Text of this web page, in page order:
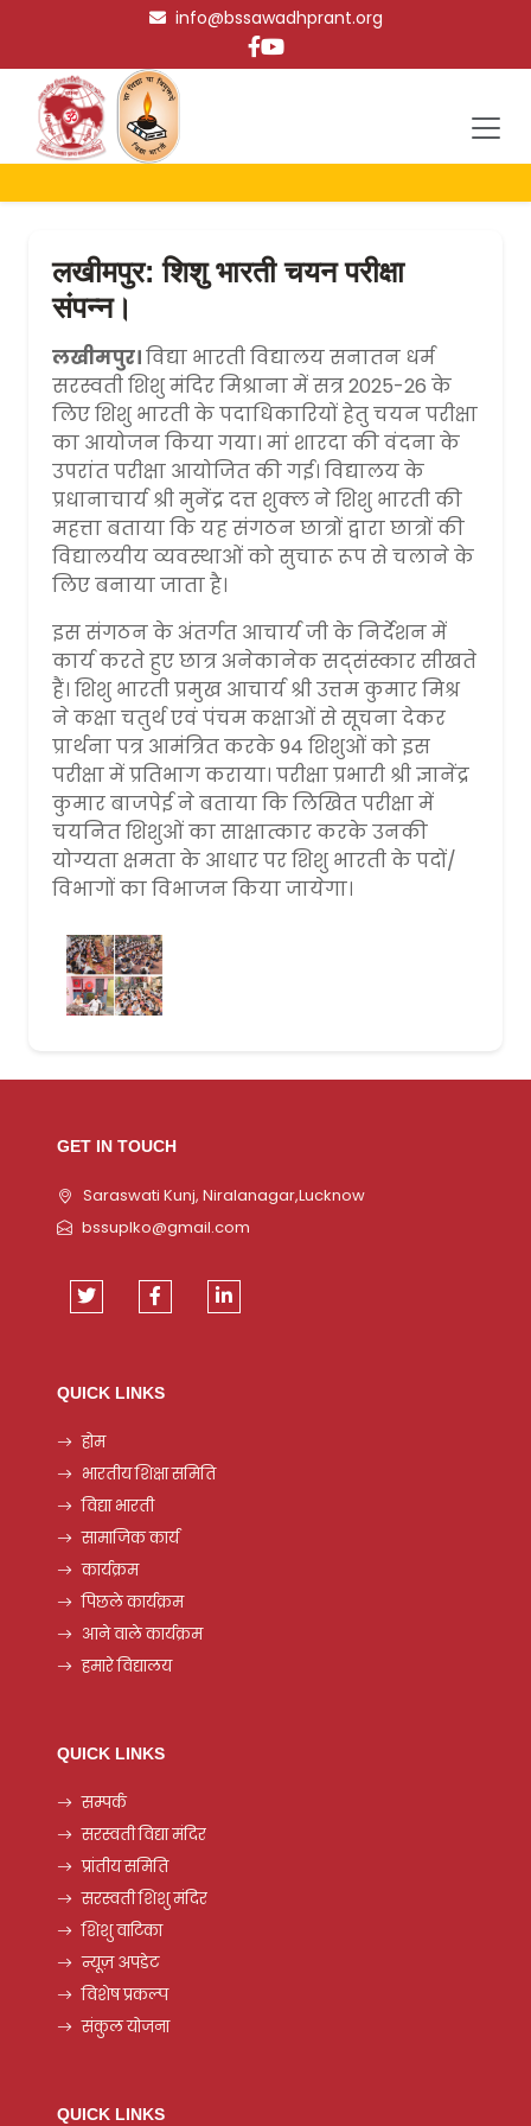
info@bssawadhprant.org
लखीमपुर: शिशु भारती चयन परीक्षा
संपन्न।
लखीमपुर।विद्या भारती विद्यालय सनातन धर्म
सरस्वती शिशु मंदिर मिश्राना में सत्र 2025-26 के
लिए शिशु भारती के पदाधिकारियों हेतु चयन परीक्षा
का आयोजन किया गया। मां शारदा की वंदना के
उपरांत परीक्षा आयोजित की गई। विद्यालय के
प्रधानाचार्य श्री मुनेंद्र दत्त शुक्ल ने शिशु भारती की
महत्ता बताया कि यह संगठन छात्रों द्वारा छात्रों की
विद्यालयीय व्यवस्थाओं को सुचारू रूप से चलाने के
लिए बनाया जाता है।
इस संगठन के अंतर्गत आचार्य जी के निर्देशन में
कार्य करते हुए छात्र अनेकानेक सद्संस्कार सीखते
हैं। शिशु भारती प्रमुख आचार्य श्री उत्तम कुमार मिश्र
ने कक्षा चतुर्थ एवं पंचम कक्षाओं से सूचना देकर
प्रार्थना पत्र आमंत्रित करके 94 शिशुओं को इस
परीक्षा में प्रतिभाग कराया। परीक्षा प्रभारी श्री ज्ञानेंद्र
कुमार बाजपेई ने बताया कि लिखित परीक्षा में
चयनित शिशुओं का साक्षात्कार करके उनकी
योग्यता क्षमता के आधार पर शिशु भारती के पदों/
विभागों का विभाजन किया जायेगा।
GET IN TOUCH
Saraswati Kunj, Niralanagar,Lucknow
bssuplko@gmail.com
QUICK LINKS
होम
भारतीय शिक्षा समिति
विद्या भारती
सामाजिक कार्य
कार्यक्रम
पिछले कार्यक्रम
आने वाले कार्यक्रम
हमारे विद्यालय
QUICK LINKS
सम्पर्क
सरस्वती विद्या मंदिर
प्रांतीय समिति
सरस्वती शिशु मंदिर
शिशु वाटिका
न्यूज़ अपडेट
विशेष प्रकल्प
संकुल योजना
QUICK LINKS